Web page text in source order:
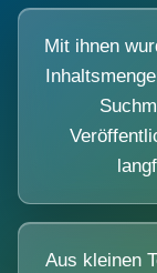
Mit ihnen
Aus kleinen